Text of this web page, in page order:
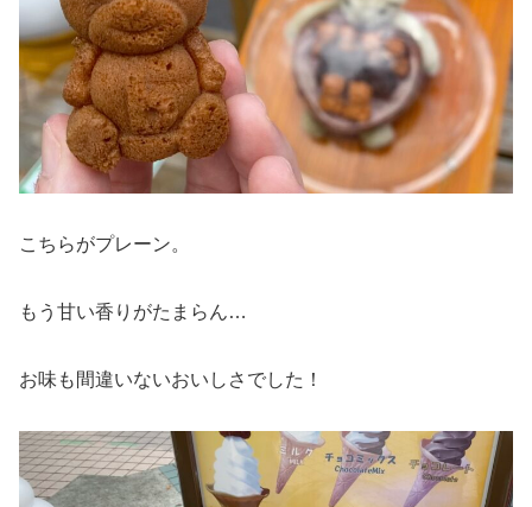
こちらがプレーン。
もう甘い香りがたまらん…
お味も間違いないおいしさでした！